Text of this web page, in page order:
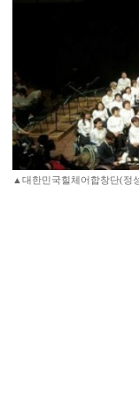
▲대한민국힐체어합창단(정